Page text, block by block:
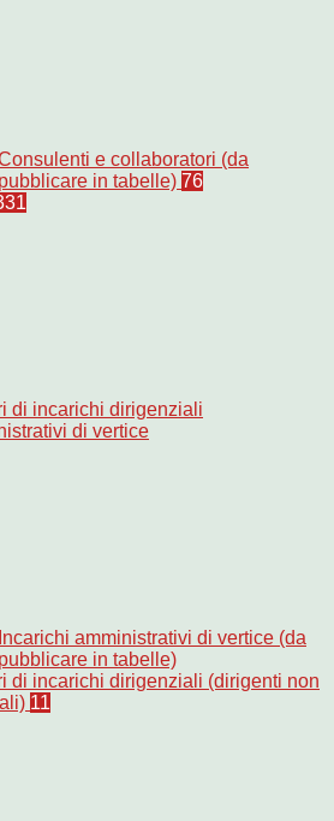
e collaboratori (da
pubblicare in tabelle) 76
di incarichi dirigenziali
di vertice
Incarichi amministrativi di vertice (da
pubblicare in tabelle)
di incarichi dirigenziali (dirigenti non
11